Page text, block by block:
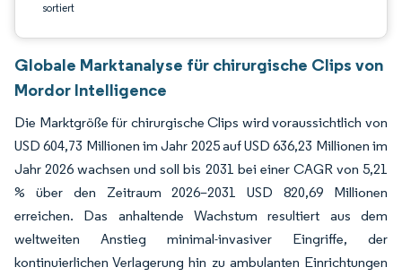
sortiert
Globale Marktanalyse für chirurgische Clips von
Mordor Intelligence
Die Marktgröße für chirurgische Clips wird voraussichtlich von
USD 604,73 Millionen im Jahr 2025 auf USD 636,23 Millionen im
Jahr 2026 wachsen und soll bis 2031 bei einer CAGR von 5,21
% über den Zeitraum 2026–2031 USD 820,69 Millionen
erreichen. Das anhaltende Wachstum resultiert aus dem
weltweiten Anstieg minimal-invasiver Eingriffe, der
kontinuierlichen Verlagerung hin zu ambulanten Einrichtungen